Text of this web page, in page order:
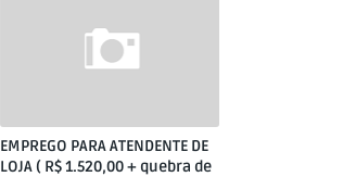
EMPREGO PARA ATENDENTE DE
LOJA ( R$ 1.520,00 + quebra de